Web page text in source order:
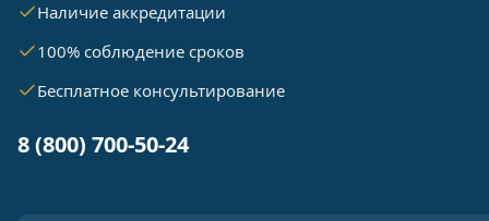
Наличие аккредитации
100% соблюдение сроков
Бесплатное консультирование
8 (800) 700-50-24